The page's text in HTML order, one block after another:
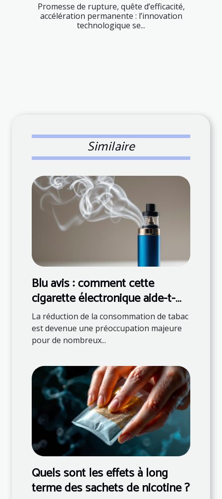
Promesse de rupture, quête d’efficacité,
accélération permanente : l’innovation
technologique se...
Similaire
Blu avis : comment cette
cigarette électronique aide-t-
elle à réduire la consommation
de tabac
La réduction de la consommation de tabac
est devenue une préoccupation majeure
pour de nombreux...
Quels sont les effets à long
terme des sachets de nicotine ?